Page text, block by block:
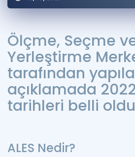
Puan Hesaplama
ÖSYM Sınav Takvimi
Kampanyalar
Blog
Ölçme, Seçme
Yerleştirme
tarafından
açıklamada 2022
tarihleri belli
ALES Nedir?